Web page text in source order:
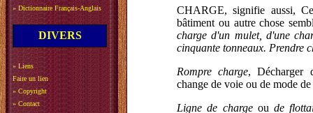
» Dictionnaire Français-Anglais
DIVERS
» Liens
Faire un lien
» Copyright
» Contact
CHARGE, signifie aussi,
bâtiment ou autre chose
charge d'un mulet, d'une
cinquante tonneaux. Prendre
Rompre charge, Décharger
change de voie ou de mode
Ligne de chargeoude